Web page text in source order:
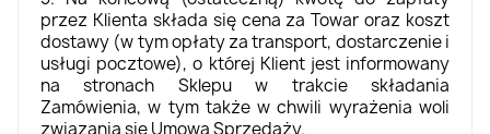
przez Klienta składa się cena za Towar oraz koszt
dostawy (w tym opłaty za transport, dostarczenie i
usługi pocztowe), o której Klient jest informowany
na stronach Sklepu w trakcie składania
Zamówienia, w tym także w chwili wyrażenia woli
związania się Umową Sprzedaży.